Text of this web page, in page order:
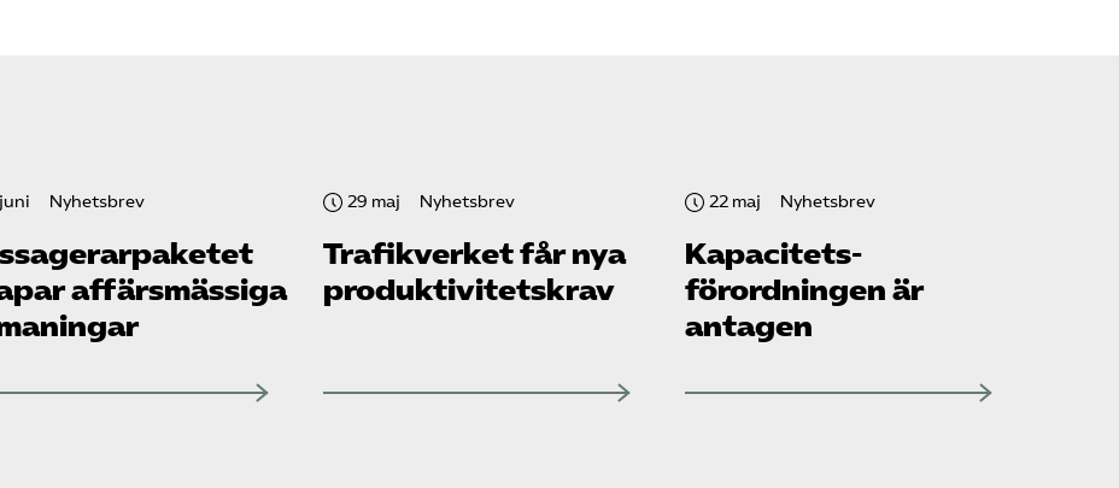
Nyhetsbrev
affärsmässiga
29 maj Nyhetsbrev
Trafikverket får nya
produktivitetskrav
22 maj Nyhetsbrev
Kapacitets­
förordningen är
antagen